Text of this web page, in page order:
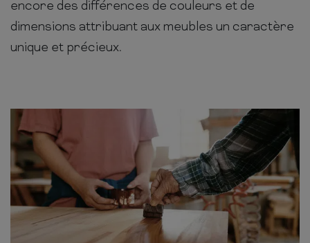
encore des différences de couleurs et de
dimensions attribuant aux meubles un caractère
unique et précieux.